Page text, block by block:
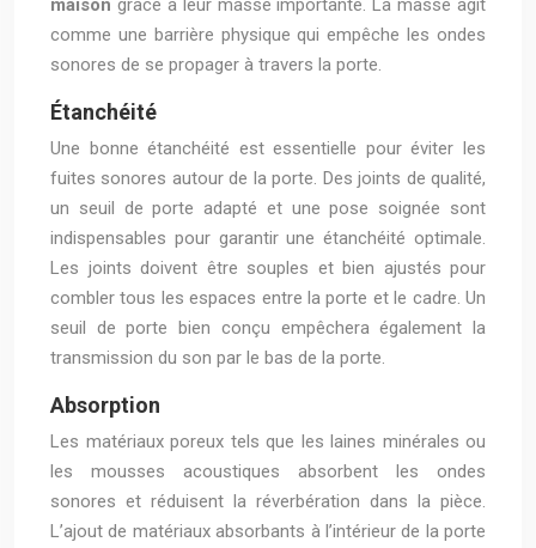
comme une barrière physique qui empêche les ondes
sonores de se propager à travers la porte.
Étanchéité
Une bonne étanchéité est essentielle pour éviter les
fuites sonores autour de la porte. Des joints de qualité,
un seuil de porte adapté et une pose soignée sont
indispensables pour garantir une étanchéité optimale.
Les joints doivent être souples et bien ajustés pour
combler tous les espaces entre la porte et le cadre. Un
seuil de porte bien conçu empêchera également la
transmission du son par le bas de la porte.
Absorption
Les matériaux poreux tels que les laines minérales ou
les mousses acoustiques absorbent les ondes
sonores et réduisent la réverbération dans la pièce.
L’ajout de matériaux absorbants à l’intérieur de la porte